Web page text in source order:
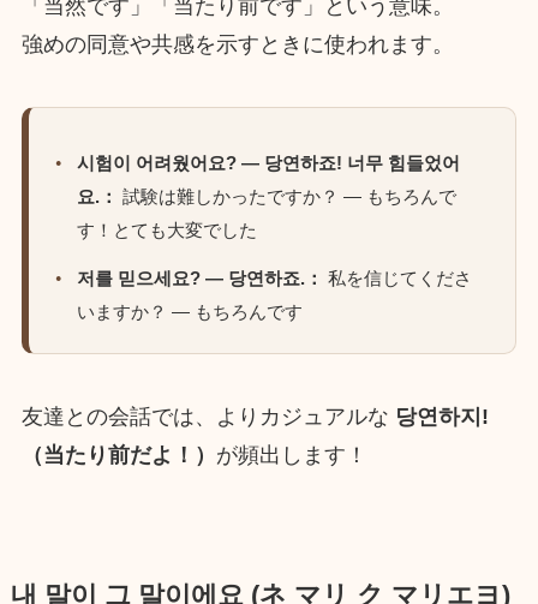
「当然です」「当たり前です」という意味。
強めの同意や共感を示すときに使われます。
시험이 어려웠어요? — 당연하죠! 너무 힘들었어
요.： 試験は難しかったですか？ — もちろんで
す！とても大変でした
저를 믿으세요? — 당연하죠.： 私を信じてくださ
いますか？ — もちろんです
友達との会話では、よりカジュアルな 당연하지!
（当たり前だよ！） が頻出します！
내 말이 그 말이에요 (ネ マリ ク マリエヨ)